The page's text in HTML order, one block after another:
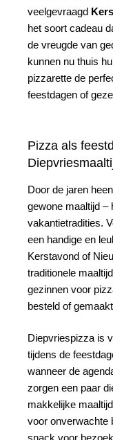
veelgevraagd
het soort cadeau
de vreugde van
kunnen nu thuis
pizzarette de
feestdagen of
Pizza als
Door de jaren
gewone maaltijd –
vakantietradities.
een handige en
Kerstavond of
traditionele
gezinnen voor
besteld of
Diepvriespizza is
tijdens de
wanneer de
zorgen een paar
makkelijke
voor onverwachte